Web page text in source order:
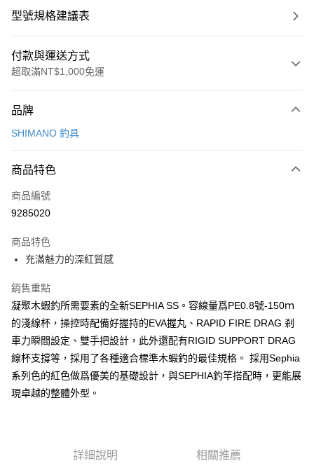
型號規格建議表
付款與運送方式
超取滿NT$1,000免運
信用卡一次付款
LINE Pay
Apple Pay
Google Pay
ATM付款
運送方式
全家取貨付款
每筆NT$100，滿NT$1,000(含以上)免運費
7-11取貨(快速到店)
品牌
SHIMANO 釣具
商品特色
商品編號
9285020
商品特色
充滿魅力的深紅質感
銷售重點
凝聚木蝦釣所需要素的全新SEPHIA SS。容線量爲PE0.8號-150ｍ
的淺線杯，操控時配備好握持的EVA握丸、RAPID FIRE DRAG 剎
車力瞬間設定、雙手把設計，此外還配有RIGID SUPPORT DRAG
線杯支撐等，採用了各種適合標準木蝦釣的最佳規格。 採用Sephia
系列色的紅色做爲優美的基礎設計，與SEPHIA釣竿搭配時，更能展
現卓越的整體外型。
詳細說明 相關推薦